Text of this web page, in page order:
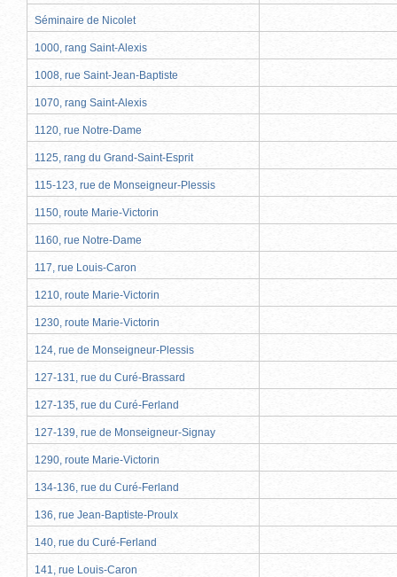
Séminaire de Nicolet
1000, rang Saint-Alexis
1008, rue Saint-Jean-Baptiste
1070, rang Saint-Alexis
1120, rue Notre-Dame
1125, rang du Grand-Saint-Esprit
115-123, rue de Monseigneur-Plessis
1150, route Marie-Victorin
1160, rue Notre-Dame
117, rue Louis-Caron
1210, route Marie-Victorin
1230, route Marie-Victorin
124, rue de Monseigneur-Plessis
127-131, rue du Curé-Brassard
127-135, rue du Curé-Ferland
127-139, rue de Monseigneur-Signay
1290, route Marie-Victorin
134-136, rue du Curé-Ferland
136, rue Jean-Baptiste-Proulx
140, rue du Curé-Ferland
141, rue Louis-Caron